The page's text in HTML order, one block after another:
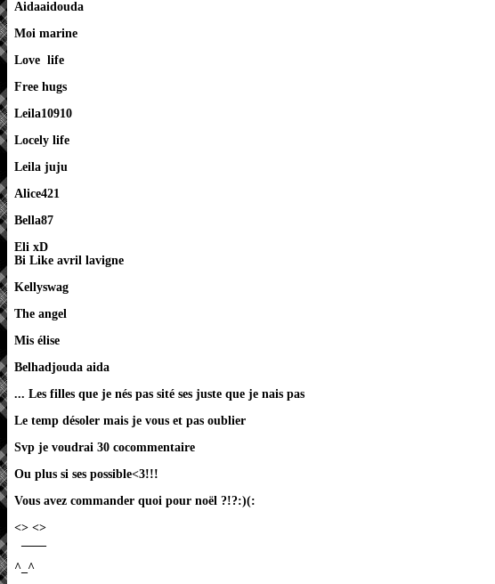
Aidaaidouda
Moi marine
Love life
Free hugs
Leila10910
Locely life
Leila juju
Alice421
Bella87
Eli xD
Bi Like avril lavigne
Kellyswag
The angel
Mis élise
Belhadjouda aida
... Les filles que je nés pas sité ses juste que je nais pas
Le temp désoler mais je vous et pas oublier
Svp je voudrai 30 cocommentaire
Ou plus si ses possible<3!!!
Vous avez commander quoi pour noël ?!?:)(:
<> <>
^_^